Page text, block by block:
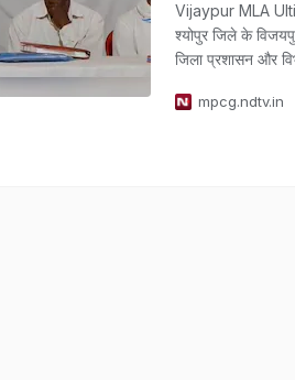
Vijaypur MLA
श्योपुर जिले के
जिला प्रशासन और
mpcg.ndtv.in